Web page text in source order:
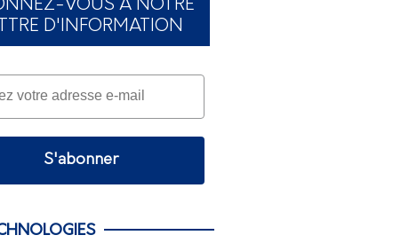
VOUS À NOTRE
D'INFORMATION
S'abonner